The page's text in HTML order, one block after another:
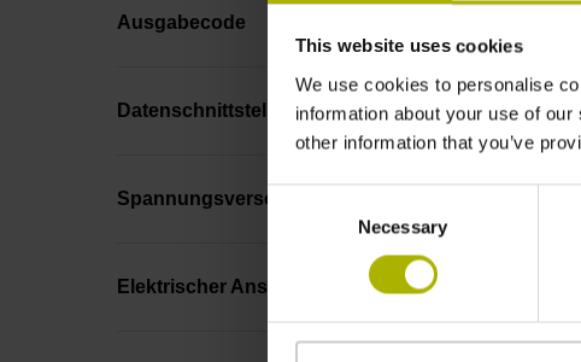
This website uses cookies
We use cookies to personalise
information about your use of
other information that you’ve
Consent
Necessary
Ausgabecode
Datenschnittstelle
Spannungsversorgung
Elektrischer Anschluss